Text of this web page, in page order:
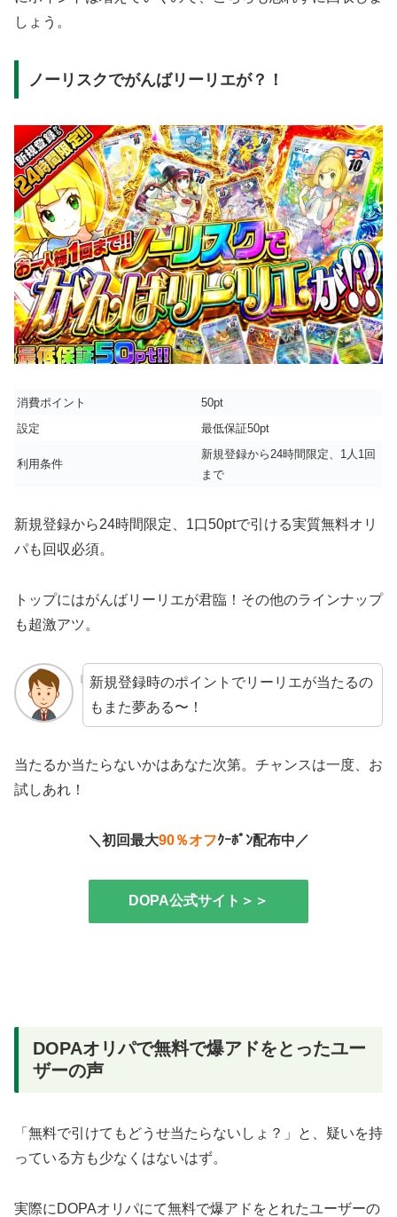
しょう。
ノーリスクでがんばリーリエが？！
消費ポイント
50pt
設定
最低保証50pt
利用条件
新規登録から24時間限定、1人1回
まで
新規登録から24時間限定、1口50ptで引ける実質無料オリ
パも回収必須。
トップにはがんばリーリエが君臨！その他のラインナップ
も超激アツ。
新規登録時のポイントでリーリエが当たるの
もまた夢ある〜！
当たるか当たらないかはあなた次第。チャンスは一度、お
試しあれ！
＼初回最大90％オフｸｰﾎﾟﾝ配布中／
DOPA公式サイト＞＞
DOPAオリパで無料で爆アドをとったユー
ザーの声
「無料で引けてもどうせ当たらないしょ？」と、疑いを持
っている方も少なくはないはず。
実際にDOPAオリパにて無料で爆アドをとれたユーザーの